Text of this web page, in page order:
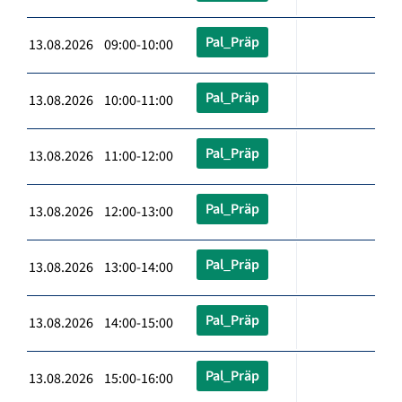
13.08.2026 09:00-10:00 Pal_Präp
13.08.2026 10:00-11:00 Pal_Präp
13.08.2026 11:00-12:00 Pal_Präp
13.08.2026 12:00-13:00 Pal_Präp
13.08.2026 13:00-14:00 Pal_Präp
13.08.2026 14:00-15:00 Pal_Präp
13.08.2026 15:00-16:00 Pal_Präp